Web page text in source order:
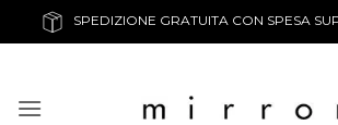
ai
SPEDIZIONE GRATUITA CON SPESA